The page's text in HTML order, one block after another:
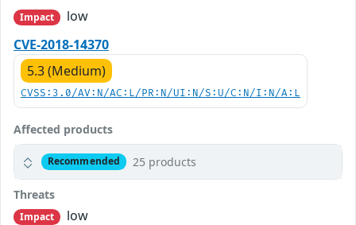
Impact
low
CVE-2018-14370
5.3 (Medium)
CVSS:3.0/AV:N/AC:L/PR:N/UI:N/S:U/C:N/I:N/A:L
Affected products
Recommended 25 products
Threats
Impact
low